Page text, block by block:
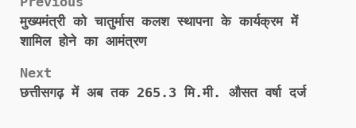
Post
navigation
मुख्यमंत्री को चातुर्मास कलश स्थापना के कार्यक्रम में
शामिल होने का आमंत्रण
Next
छत्तीसगढ़ में अब तक 265.3 मि.मी. औसत वर्षा दर्ज